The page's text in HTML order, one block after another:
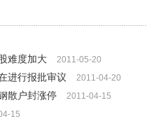
难度加大
2011-05-20
进行报批审议 2011-04-20
散户封涨停 2011-04-15
15